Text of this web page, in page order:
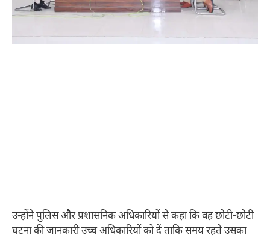
उन्होंने पुलिस और प्रशासनिक अधिकारियों से कहा कि वह छोटी-छोटी
घटना की जानकारी उच्च अधिकारियों को दें ताकि समय रहते उसका